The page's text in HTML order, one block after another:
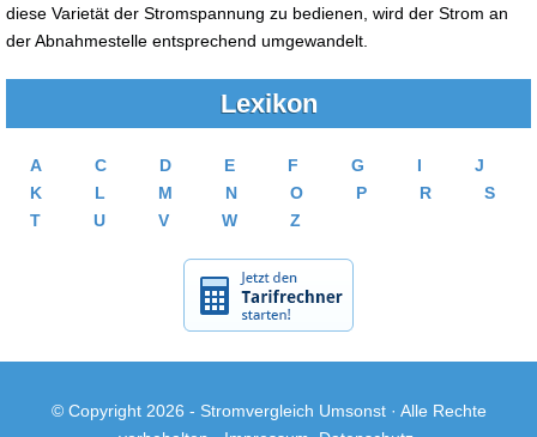
diese Varietät der Stromspannung zu bedienen, wird der Strom an
der Abnahmestelle entsprechend umgewandelt.
Lexikon
A C D E F G I
J
K
L M N O P R
S
T
U V W Z
© Copyright 2026 - Stromvergleich Umsonst· Alle Rechte